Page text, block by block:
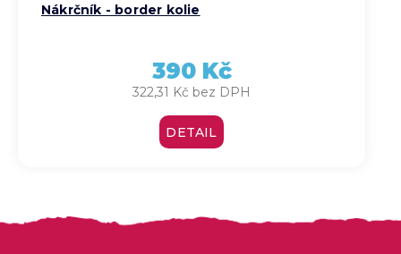
Nákrčník - border kolie
322,31 Kč bez DPH
390 Kč
DETAIL